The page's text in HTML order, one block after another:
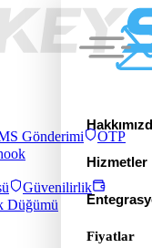
Hizmetler
Fiyatlar
Gönderimi
OTP
Güvenilirlik
Düğümü